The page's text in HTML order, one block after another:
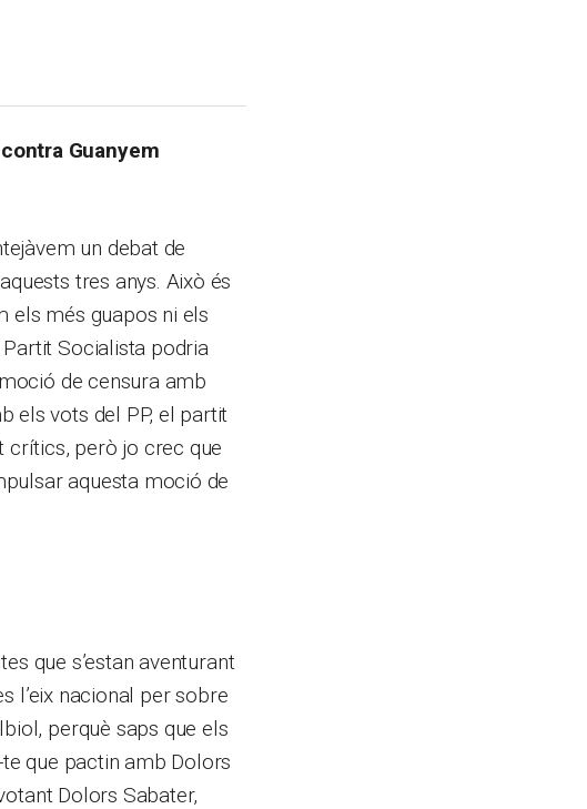
Guanyem
un debat de
tres anys. Això és
els més guapos ni els
Socialista podria
de censura amb
els vots del PP, el partit
crítics, però jo crec que
aquesta moció de
que s’estan aventurant
l’eix nacional per sobre
perquè saps que els
que pactin amb Dolors
Dolors Sabater,